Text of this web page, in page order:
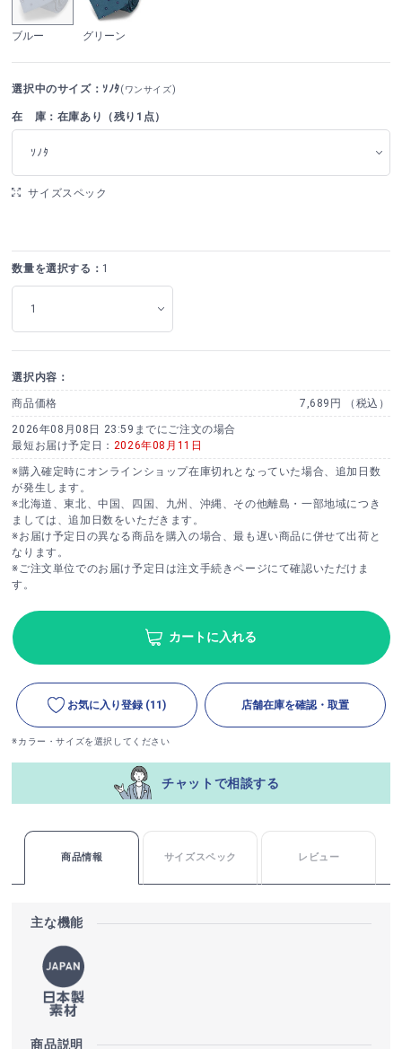
ブルー グリーン
選択中のサイズ：ｿﾉﾀ(ワンサイズ)
在 庫：在庫あり（残り1点）
ｿﾉﾀ
サイズスペック
数量を選択する： 1
選択内容：
商品価格 7,689円 （税込）
2026年08月08日 23:59までにご注文の場合
最短お届け予定日： 2026年08月11日
※購入確定時にオンラインショップ在庫切れとなっていた場合、追加日数
が発生します。
※北海道、東北、中国、四国、九州、沖縄、その他離島・一部地域につき
ましては、追加日数をいただきます。
※お届け予定日の異なる商品を購入の場合、最も遅い商品に併せて出荷と
なります。
※ご注文単位でのお届け予定日は注文手続きページにて確認いただけま
す。
カートに入れる
お気に入り登録 (11) 店舗在庫を確認・取置
※カラー・サイズを選択してください
チャットで相談する
商品情報 サイズスペック レビュー
主な機能
商品説明